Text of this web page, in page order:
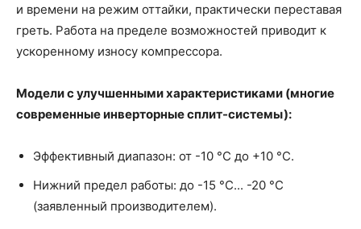
и времени на режим оттайки, практически переставая
греть. Работа на пределе возможностей приводит к
ускоренному износу компрессора.
Модели с улучшенными характеристиками (многие
современные инверторные сплит-системы):
Эффективный диапазон: от -10 °C до +10 °C.
Нижний предел работы: до -15 °C... -20 °C
(заявленный производителем).